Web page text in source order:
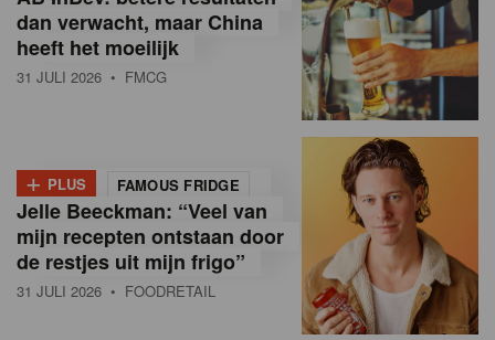
a
n
B
e
dan verwacht, maar China
heeft het moeilijk
31 JULI 2026 • FMCG
+ PLUS FAMOUS FRIDGE
Jelle Beeckman: “Veel van
mijn recepten ontstaan door
de restjes uit mijn frigo”
31 JULI 2026 • FOODRETAIL